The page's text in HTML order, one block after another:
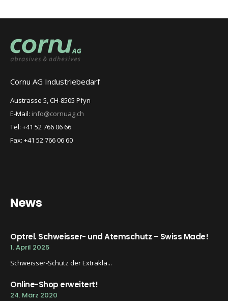
Cornu AG Industriebedarf
Austrasse 5, CH-8505 Pfyn
E-Mail: info@cornuag.ch
Tel: +41 52 766 06 66
Fax: +41 52 766 06 60
News
Optrel. Schweisser- und Atemschutz – Swiss Made!
1. April 2025
Schweisser-Schutz der Extrakla...
Online-Shop erweitert!
24. März 2020